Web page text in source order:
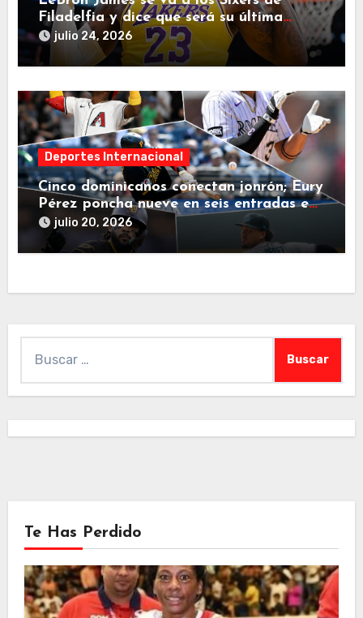
Filadelfia y dice que será su última
decisión
julio 24, 2026
Deportes Internacional
Cinco dominicanos conectan jonrón; Eury
Pérez poncha nueve en seis entradas en
jornada de este domingo
julio 20, 2026
Te Has Perdido